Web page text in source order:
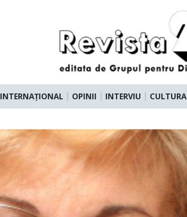
INTERNAȚIONAL OPINII INTERVIU CULTURA